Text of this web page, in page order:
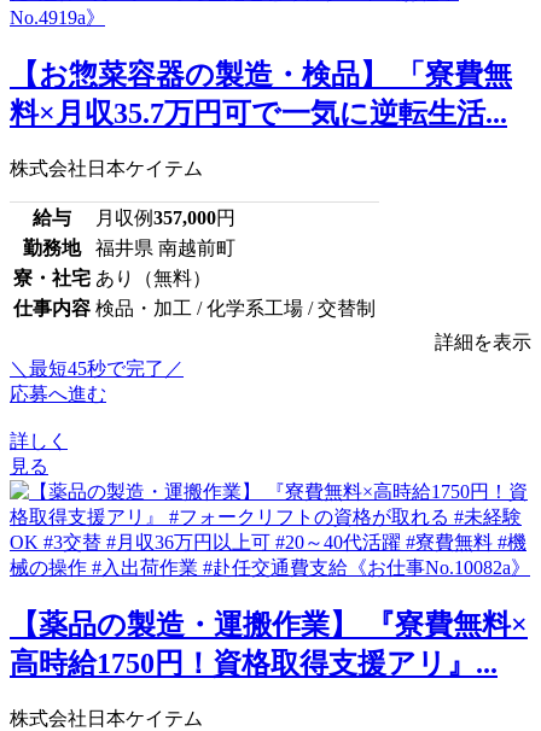
【お惣菜容器の製造・検品】 「寮費無
料×月収35.7万円可で一気に逆転生活...
株式会社日本ケイテム
給与 月収例357,000円
勤務地
福井県 南越前町
寮・社宅 あり（無料）
仕事内容 検品・加工 / 化学系工場 / 交替制
詳細を表示
＼最短45秒で完了／
応募へ進む
詳しく
見る
【薬品の製造・運搬作業】 『寮費無料×
高時給1750円！資格取得支援アリ』...
株式会社日本ケイテム